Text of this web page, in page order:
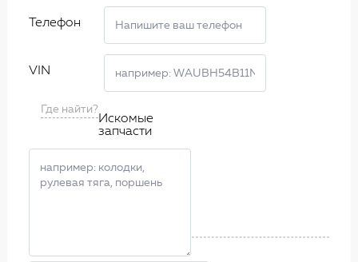
Телефон
VIN
Где найти?
Искомые
запчасти